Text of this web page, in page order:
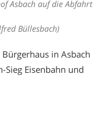
Asbach auf die Abfahrt
Büllesbach)
in Asbach
Sieg Eisenbahn und